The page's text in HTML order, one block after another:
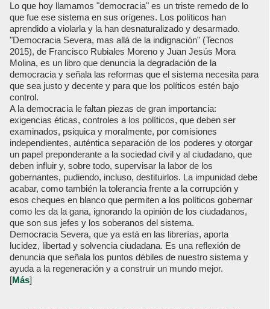
Lo que hoy llamamos "democracia" es un triste remedo de lo
que fue ese sistema en sus orígenes. Los políticos han
aprendido a violarla y la han desnaturalizado y desarmado.
"Democracia Severa, mas allá de la indignación" (Tecnos
2015), de Francisco Rubiales Moreno y Juan Jesús Mora
Molina, es un libro que denuncia la degradación de la
democracia y señala las reformas que el sistema necesita para
que sea justo y decente y para que los políticos estén bajo
control.
A la democracia le faltan piezas de gran importancia:
exigencias éticas, controles a los políticos, que deben ser
examinados, psiquica y moralmente, por comisiones
independientes, auténtica separación de los poderes y otorgar
un papel preponderante a la sociedad civil y al ciudadano, que
deben influir y, sobre todo, supervisar la labor de los
gobernantes, pudiendo, incluso, destituirlos. La impunidad debe
acabar, como también la tolerancia frente a la corrupción y
esos cheques en blanco que permiten a los políticos gobernar
como les da la gana, ignorando la opinión de los ciudadanos,
que son sus jefes y los soberanos del sistema.
Democracia Severa, que ya está en las librerías, aporta
lucidez, libertad y solvencia ciudadana. Es una reflexión de
denuncia que señala los puntos débiles de nuestro sistema y
ayuda a la regeneración y a construir un mundo mejor.
[Más]